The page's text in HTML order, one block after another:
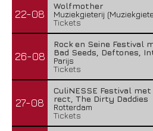
22-08
Wolfmother
Muziekgieterij
Tickets
26-08
Rock en Seine Festival
Bad Seeds, Deftones,
Parijs
Tickets
27-08
CuliNESSE Festival
rect, The Dirty Daddies
Rotterdam
Tickets